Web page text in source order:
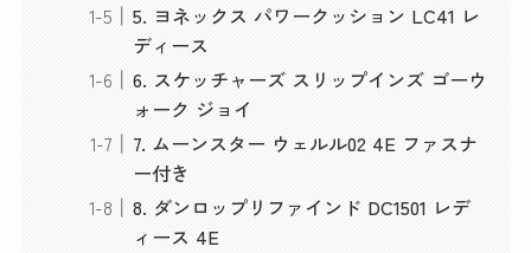
5. ヨネックス パワークッション LC41 レ
ディース
6. スケッチャーズ スリップインズ ゴーウ
ォーク ジョイ
7. ムーンスター ウェルル02 4E ファスナ
ー付き
8. ダンロップリファインド DC1501 レデ
ィース 4E